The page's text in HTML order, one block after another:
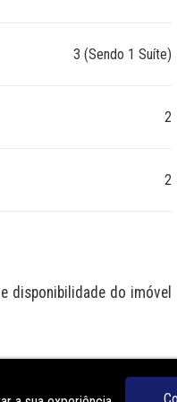
3 (Sendo 1 Suíte)
2
2
disponibilidade do imóvel